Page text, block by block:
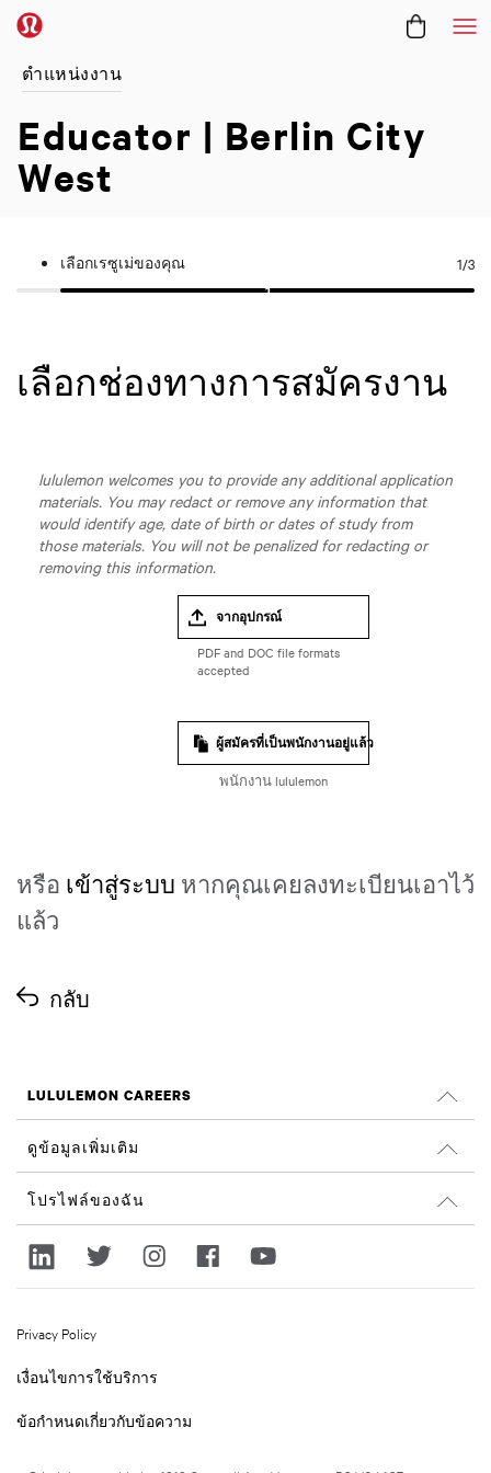
ตำแหน่งงาน
Educator | Berlin City
West
เลือกเรซูเม่ของคุณ 1/3
เลือกช่องทางการสมัครงาน
lululemon welcomes you to provide any additional application
materials. You may redact or remove any information that
would identify age, date of birth or dates of study from
those materials. You will not be penalized for redacting or
removing this information.
จากอุปกรณ์
ผู้สมัครที่เป็นพนักงานอยู่แล้ว
พนักงาน lululemon
หรือ เข้าสู่ระบบ หากคุณเคยลงทะเบียนเอาไว้
แล้ว
กลับ
LULULEMON CAREERS
ตำแหน่งงาน
ค้นหางาน
ดูข้อมูลเพิ่มเติม
รีวิวจาก Glassdoor
ความยั่งยืนและผลลัพธ์ทางสังคม
lululemon.com
โปรไฟล์ของฉัน
ลงชื่อเข้าใช้
Privacy Policy
เงื่อนไขการใช้บริการ
ข้อกำหนดเกี่ยวกับข้อความ